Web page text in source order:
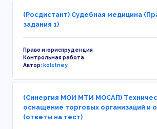
(Росдистант) Судебная медицина
задания 1)
Право и юриспруденция
Контрольная работа
Автор:kolstney
(Синергия МОИ МТИ МОСАП)
оснащение торговых организаций и
(ответы на тест)